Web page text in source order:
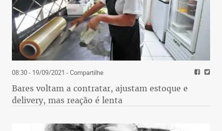
08:30 - 19/09/2021 - Compartilhe
Bares voltam a contratar, ajustam estoque e
delivery, mas reação é lenta